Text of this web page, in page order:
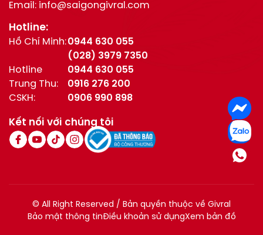
Email: info@saigongivral.com
Hotline:
Hồ Chí Minh:0944 630 055
(028) 3979 7350
Hotline
Trung Thu:
0944 630 055
0916 276 200
CSKH:
0906 990 898
Kết nối với chúng tôi
© All Right Reserved / Bản quyền thuộc về Givral
Bảo mật thông tinĐiều khoản sử dụngXem bản đồ